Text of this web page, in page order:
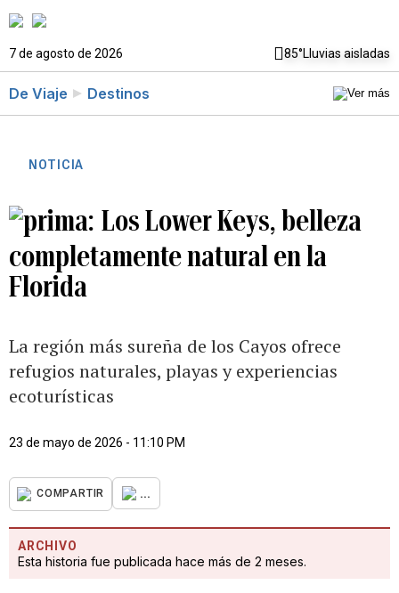
7 de agosto de 2026 85°Lluvias aisladas
De Viaje Destinos
NOTICIA
Los Lower Keys, belleza
completamente natural en la
Florida
La región más sureña de los Cayos ofrece
refugios naturales, playas y experiencias
ecoturísticas
23 de mayo de 2026 - 11:10 PM
COMPARTIR ...
ARCHIVO
Esta historia fue publicada hace más de 2 meses.